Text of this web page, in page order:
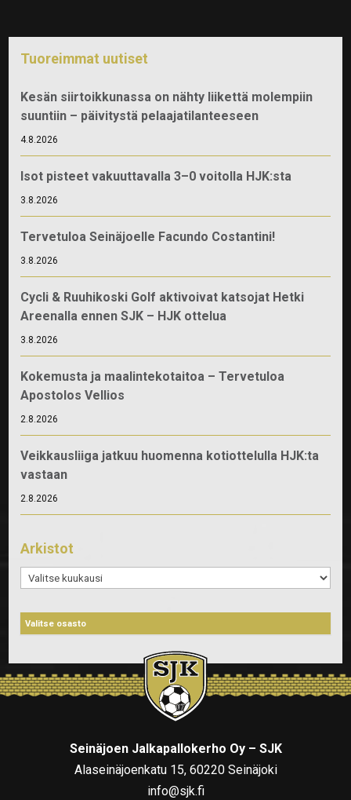
Tuoreimmat uutiset
Kesän siirtoikkunassa on nähty liikettä molempiin
suuntiin – päivitystä pelaajatilanteeseen
4.8.2026
Isot pisteet vakuuttavalla 3–0 voitolla HJK:sta
3.8.2026
Tervetuloa Seinäjoelle Facundo Costantini!
3.8.2026
Cycli & Ruuhikoski Golf aktivoivat katsojat Hetki
Areenalla ennen SJK – HJK ottelua
3.8.2026
Kokemusta ja maalintekotaitoa – Tervetuloa
Apostolos Vellios
2.8.2026
Veikkausliiga jatkuu huomenna kotiottelulla HJK:ta
vastaan
2.8.2026
Arkistot
Arkistot
Seinäjoen Jalkapallokerho Oy – SJK
Alaseinäjoenkatu 15, 60220 Seinäjoki
info@sjk.fi